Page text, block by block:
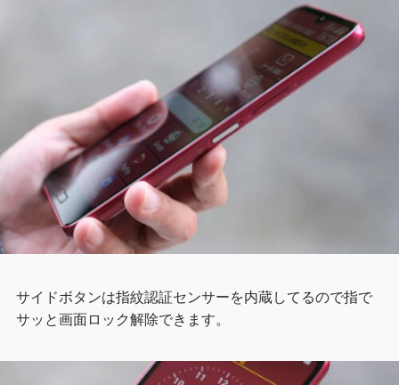
サイドボタンは指紋認証センサーを内蔵してるので指で
サッと画面ロック解除できます。